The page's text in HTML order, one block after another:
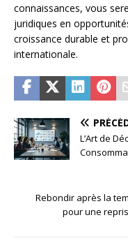
connaissances, vous
juridiques en
croissance durable et
internationale.
L’Art de
Rebondir après la
pour une